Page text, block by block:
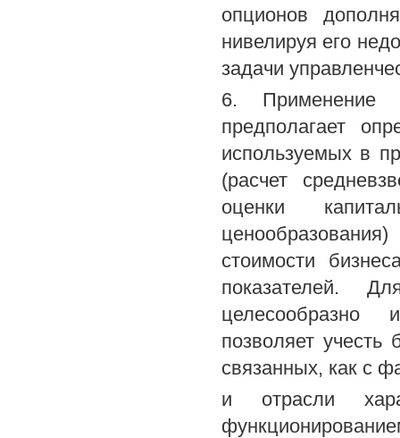
опционов
нивелируя его
задачи
6. Применение
предполагает
используемых в
(расчет
оценки
стоимости
показателей.
целесообразно
позволяет
связанных, как с
и отрасли